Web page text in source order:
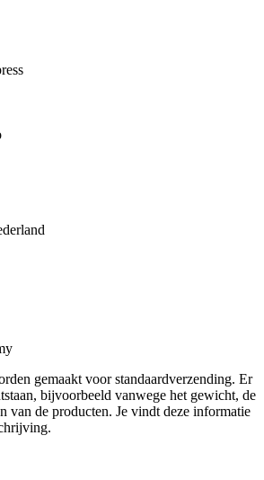
gemaakt voor standaardverzending. Er
bijvoorbeeld vanwege het gewicht, de
van de producten. Je vindt deze informatie